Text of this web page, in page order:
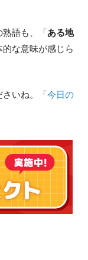
熟語も、「ある地
的な意味が感じら
さいね。「今日の